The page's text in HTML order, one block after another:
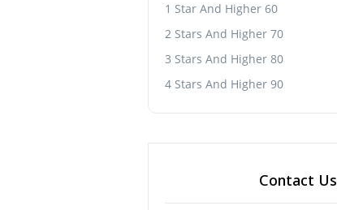
1 Star And Higher 60
2 Stars And Higher 70
3 Stars And Higher 80
4 Stars And Higher 90
Contact Us